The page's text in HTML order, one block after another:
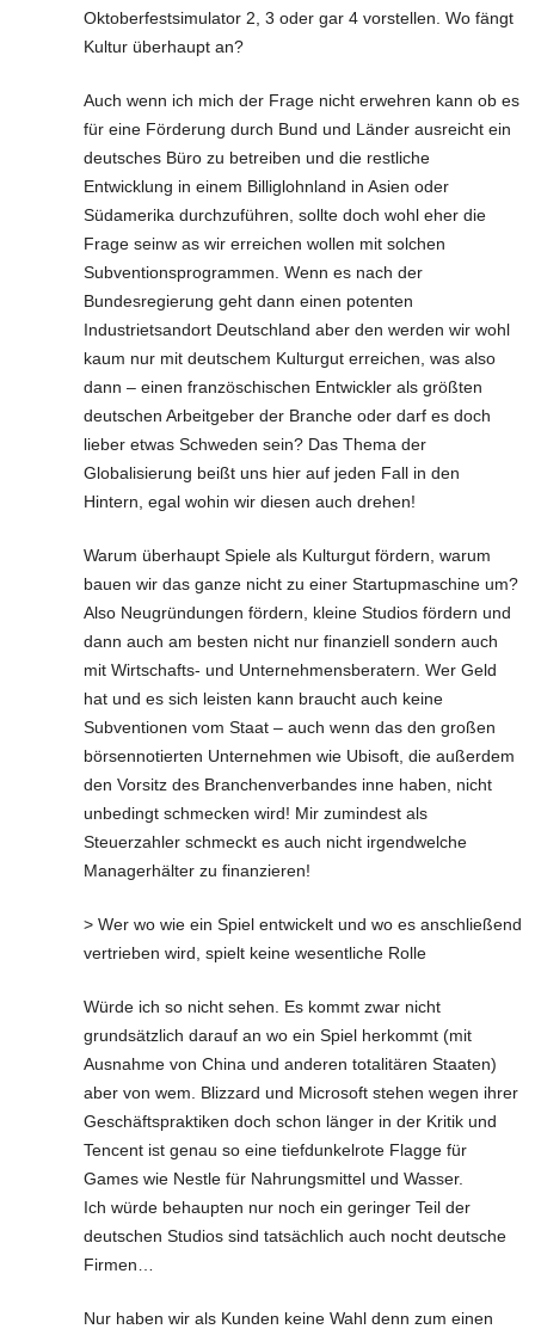
Oktoberfestsimulator 2, 3 oder gar 4 vorstellen. Wo fängt
Kultur überhaupt an?
Auch wenn ich mich der Frage nicht erwehren kann ob es
für eine Förderung durch Bund und Länder ausreicht ein
deutsches Büro zu betreiben und die restliche
Entwicklung in einem Billiglohnland in Asien oder
Südamerika durchzuführen, sollte doch wohl eher die
Frage seinw as wir erreichen wollen mit solchen
Subventionsprogrammen. Wenn es nach der
Bundesregierung geht dann einen potenten
Industrietsandort Deutschland aber den werden wir wohl
kaum nur mit deutschem Kulturgut erreichen, was also
dann – einen französchischen Entwickler als größten
deutschen Arbeitgeber der Branche oder darf es doch
lieber etwas Schweden sein? Das Thema der
Globalisierung beißt uns hier auf jeden Fall in den
Hintern, egal wohin wir diesen auch drehen!
Warum überhaupt Spiele als Kulturgut fördern, warum
bauen wir das ganze nicht zu einer Startupmaschine um?
Also Neugründungen fördern, kleine Studios fördern und
dann auch am besten nicht nur finanziell sondern auch
mit Wirtschafts- und Unternehmensberatern. Wer Geld
hat und es sich leisten kann braucht auch keine
Subventionen vom Staat – auch wenn das den großen
börsennotierten Unternehmen wie Ubisoft, die außerdem
den Vorsitz des Branchenverbandes inne haben, nicht
unbedingt schmecken wird! Mir zumindest als
Steuerzahler schmeckt es auch nicht irgendwelche
Managerhälter zu finanzieren!
> Wer wo wie ein Spiel entwickelt und wo es anschließend
vertrieben wird, spielt keine wesentliche Rolle
Würde ich so nicht sehen. Es kommt zwar nicht
grundsätzlich darauf an wo ein Spiel herkommt (mit
Ausnahme von China und anderen totalitären Staaten)
aber von wem. Blizzard und Microsoft stehen wegen ihrer
Geschäftspraktiken doch schon länger in der Kritik und
Tencent ist genau so eine tiefdunkelrote Flagge für
Games wie Nestle für Nahrungsmittel und Wasser.
Ich würde behaupten nur noch ein geringer Teil der
deutschen Studios sind tatsächlich auch nocht deutsche
Firmen…
Nur haben wir als Kunden keine Wahl denn zum einen